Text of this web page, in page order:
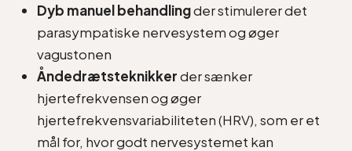
Dyb manuel behandlingder stimulerer det
parasympatiske nervesystem og øger
vagustonen
Åndedrætsteknikkerder sænker
hjertefrekvensen og øger
hjertefrekvensvariabiliteten (HRV), som er et
mål for, hvor godt nervesystemet kan